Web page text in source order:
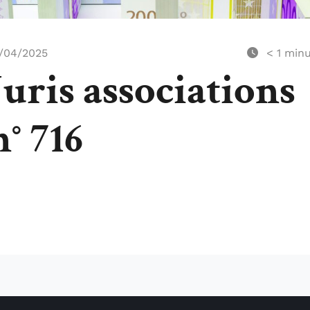
04/2025 < 1
associations
716